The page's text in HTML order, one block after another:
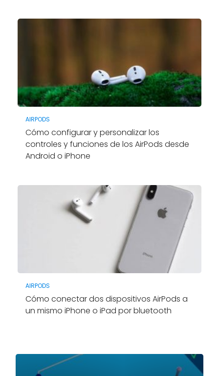
AIRPODS
Cómo configurar y personalizar los
controles y funciones de los AirPods desde
Android o iPhone
AIRPODS
Cómo conectar dos dispositivos AirPods a
un mismo iPhone o iPad por bluetooth